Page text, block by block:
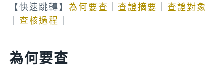
【快速跳轉】為何要查 查證摘要
查證對象
查核過程
為何要查